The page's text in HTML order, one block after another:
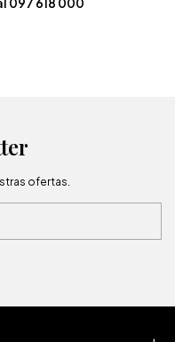
ofertas.